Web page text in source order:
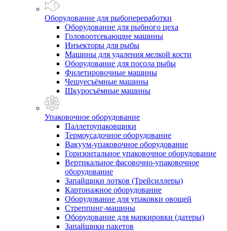
Оборудование для рыбопереработки
Оборудование для рыбного цеха
Головоотсекающие машины
Инъекторы для рыбы
Машины для удаления мелкой кости
Оборудование для посола рыбы
Филетировочные машины
Чешуесъёмные машины
Шкуросъёмные машины
Упаковочное оборудование
Паллетоупаковщики
Термоусадочное оборудование
Вакуум-упаковочное оборудование
Горизонтальное упаковочное оборудование
Вертикальное фасовочно-упаковочное
оборудование
Запайщики лотков (Трейсиллеры)
Картонажное оборудование
Оборудование для упаковки овощей
Стреппинг-машины
Оборудование для маркировки (датеры)
Запайщики пакетов